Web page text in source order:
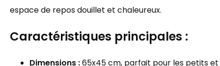
espace de repos douillet et chaleureux.
Caractéristiques principales :
Dimensions :65x45 cm, parfait pour les petits et